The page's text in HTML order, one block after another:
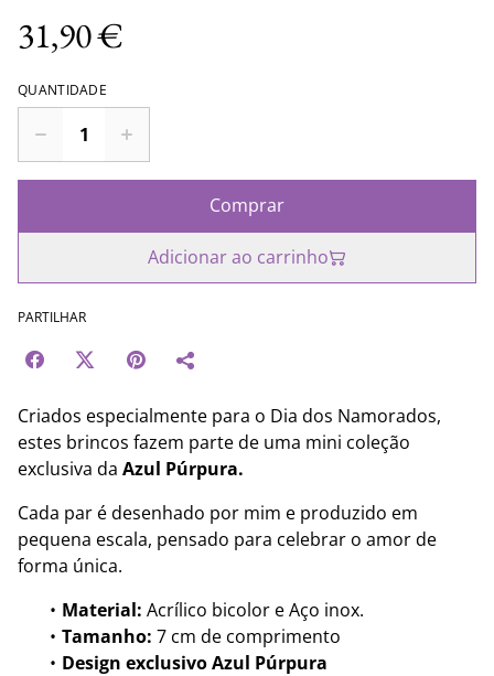
31,90 €
QUANTIDADE
Comprar
Adicionar ao carrinho
PARTILHAR
Criados especialmente para o Dia dos Namorados,
estes brincos fazem parte de uma mini coleção
exclusiva da Azul Púrpura.
Cada par é desenhado por mim e produzido em
pequena escala, pensado para celebrar o amor de
forma única.
Material: Acrílico bicolor e Aço inox.
Tamanho: 7 cm de comprimento
Design exclusivo Azul Púrpura